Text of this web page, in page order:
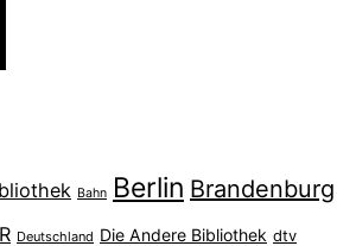
Bahn Berlin Brandenburg
Deutschland Die Andere Bibliothek dtv